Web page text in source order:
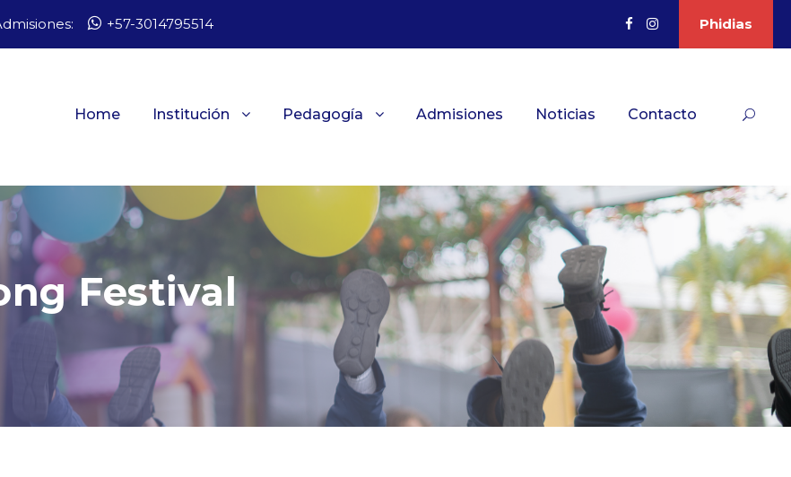
+57-3014795514 Phidias
Home Institución Pedagogía Admisiones Noticias Contacto
Festival